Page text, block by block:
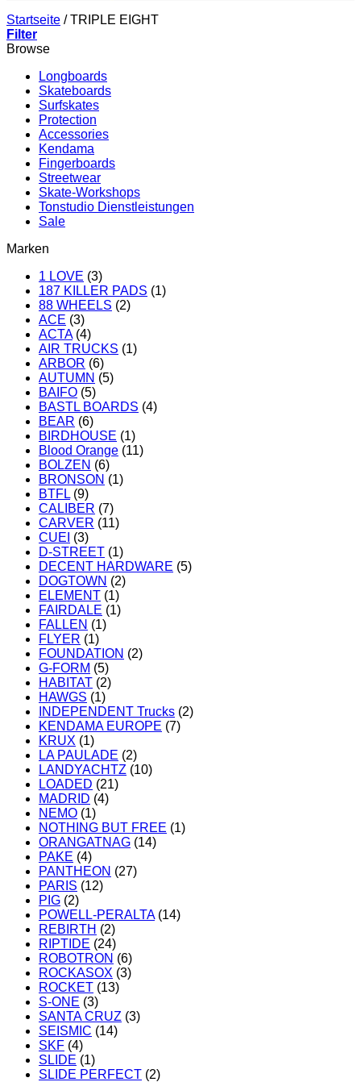
Startseite /TRIPLE EIGHT
Filter
Browse
Longboards
Skateboards
Surfskates
Protection
Accessories
Kendama
Fingerboards
Streetwear
Skate-Workshops
Tonstudio Dienstleistungen
Sale
Marken
1 LOVE (3)
187 KILLER PADS (1)
88 WHEELS (2)
ACE (3)
ACTA (4)
AIR TRUCKS (1)
ARBOR (6)
AUTUMN (5)
BAIFO (5)
BASTL BOARDS (4)
BEAR (6)
BIRDHOUSE (1)
Blood Orange (11)
BOLZEN (6)
BRONSON (1)
BTFL (9)
CALIBER (7)
CARVER (11)
CUEI (3)
D-STREET (1)
DECENT HARDWARE (5)
DOGTOWN (2)
ELEMENT (1)
FAIRDALE (1)
FALLEN (1)
FLYER (1)
FOUNDATION (2)
G-FORM (5)
HABITAT (2)
HAWGS (1)
INDEPENDENT Trucks (2)
KENDAMA EUROPE (7)
KRUX (1)
LA PAULADE (2)
LANDYACHTZ (10)
LOADED (21)
MADRID (4)
NEMO (1)
NOTHING BUT FREE (1)
ORANGATNAG (14)
PAKE (4)
PANTHEON (27)
PARIS (12)
PIG (2)
POWELL-PERALTA (14)
REBIRTH (2)
RIPTIDE (24)
ROBOTRON (6)
ROCKASOX (3)
ROCKET (13)
S-ONE (3)
SANTA CRUZ (3)
SEISMIC (14)
SKF (4)
SLIDE (1)
SLIDE PERFECT (2)